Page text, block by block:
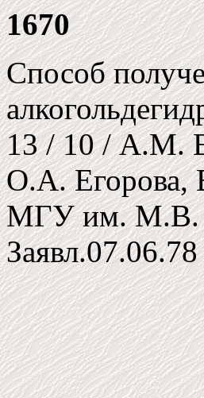
1670
Способ
13 / 10 / А.М.
О.А. Егорова,
МГУ им. М.В.